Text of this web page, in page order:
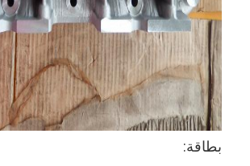
اتصل بنا
الدردشة الآن
محرك أسطوانة قالب
بطاقة: